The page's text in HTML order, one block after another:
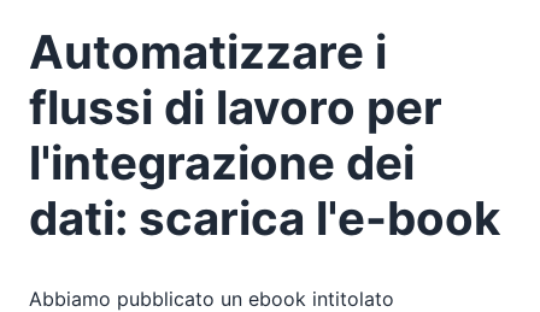
Automatizzare i
flussi di lavoro per
l'integrazione dei
dati: scarica l'e-book
Abbiamo pubblicato un ebook intitolato